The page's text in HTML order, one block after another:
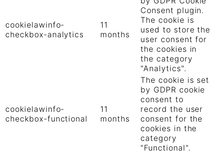
cookielawinfo-
checkbox-analytics
11
months
Consent plugin.
The cookie is
used to store the
user consent for
the cookies in
the category
"Analytics".
cookielawinfo-
checkbox-functional
11
months
The cookie is set
by GDPR cookie
consent to
record the user
consent for the
cookies in the
category
"Functional".